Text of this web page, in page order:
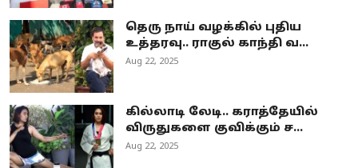
தெரு நாய் வழக்கில் புதிய
உத்தரவு.. ராகுல் காந்தி வ...
Aug 22, 2025
கில்லாடி லேடி.. கராத்தேயில்
விருதுகளை குவிக்கும் ச...
Aug 22, 2025